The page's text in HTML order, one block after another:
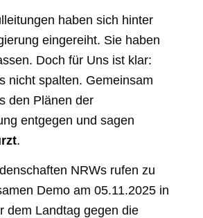
haben sich hinter
eingereiht. Sie haben
Doch für Uns ist klar:
nicht spalten. Gemeinsam
den Plänen der
entgegen und sagen
.
NRWs rufen zu
Demo am 05.11.2025 in
dem Landtag gegen die